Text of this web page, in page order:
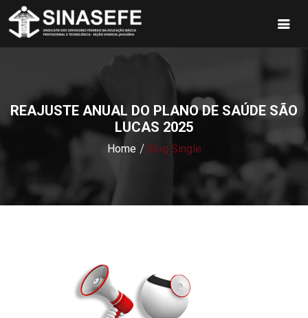
REAJUSTE ANUAL DO PLANO DE SAÚDE SÃO
LUCAS 2025
Home Blog Single